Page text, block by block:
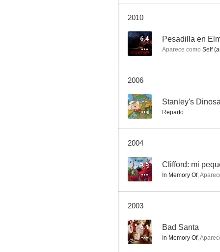
2010
6.4 Pesadilla en
Aparece como Self
2006
-- Stanley's
Reparto
2004
5.5 Clifford: mi
In Memory Of,
2003
6.1 Bad Santa
In Memory Of,